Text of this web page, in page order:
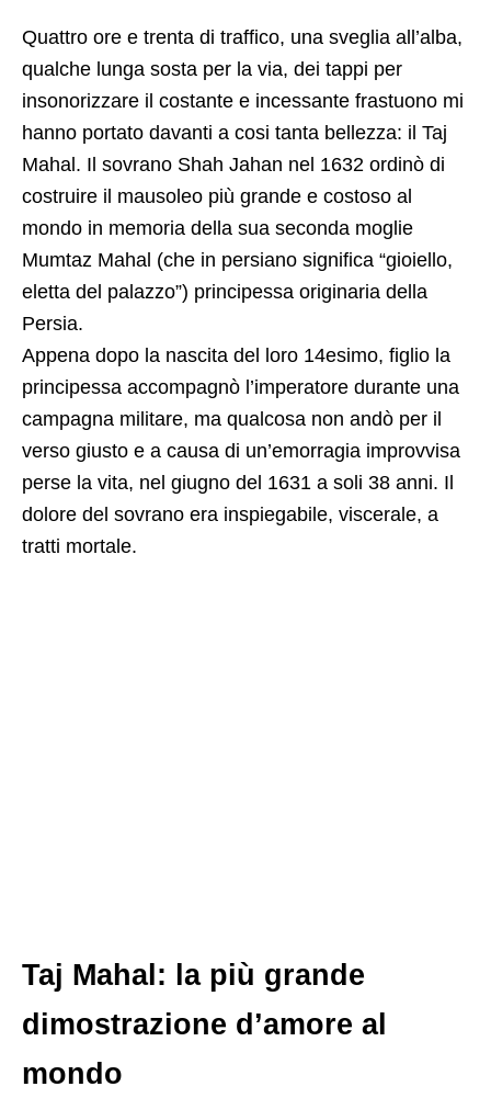
Quattro ore e trenta di traffico, una sveglia all’alba,
qualche lunga sosta per la via, dei tappi per
insonorizzare il costante e incessante frastuono mi
hanno portato davanti a cosi tanta bellezza: il Taj
Mahal. Il sovrano Shah Jahan nel 1632 ordinò di
costruire il mausoleo più grande e costoso al
mondo in memoria della sua seconda moglie
Mumtaz Mahal (che in persiano significa “gioiello,
eletta del palazzo”) principessa originaria della
Persia.
Appena dopo la nascita del loro 14esimo, figlio la
principessa accompagnò l’imperatore durante una
campagna militare, ma qualcosa non andò per il
verso giusto e a causa di un’emorragia improvvisa
perse la vita, nel giugno del 1631 a soli 38 anni. Il
dolore del sovrano era inspiegabile, viscerale, a
tratti mortale.
Taj Mahal: la più grande
dimostrazione d’amore al
mondo